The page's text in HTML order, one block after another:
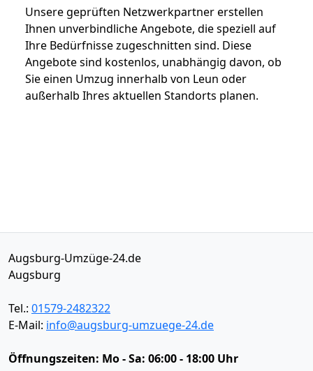
Unsere geprüften Netzwerkpartner erstellen
Ihnen unverbindliche Angebote, die speziell auf
Ihre Bedürfnisse zugeschnitten sind. Diese
Angebote sind kostenlos, unabhängig davon, ob
Sie einen Umzug innerhalb von Leun oder
außerhalb Ihres aktuellen Standorts planen.
Augsburg-Umzüge-24.de
Augsburg
Tel.: 01579-2482322
E-Mail: info@augsburg-umzuege-24.de
Öffnungszeiten: Mo - Sa: 06:00 - 18:00 Uhr